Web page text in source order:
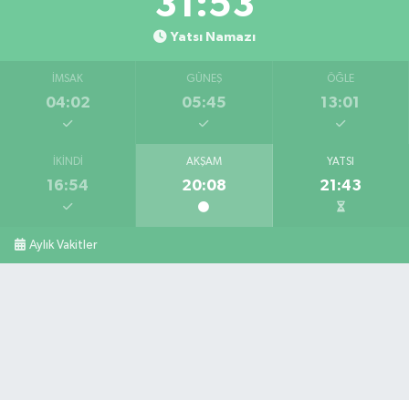
Yatsı Namazı
İMSAK
04:02
GÜNEŞ
05:45
ÖĞLE
13:01
İKINDI
16:54
AKŞAM
20:08
YATSI
21:43
Aylık Vakitler